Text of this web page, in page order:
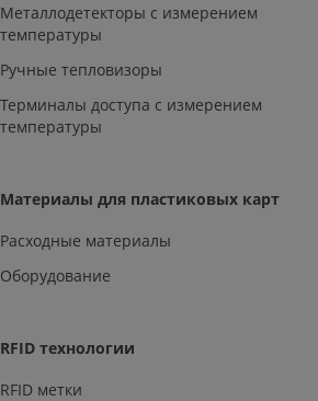
Металлодетекторы с измерением
температуры
Ручные тепловизоры
Терминалы доступа с измерением
температуры
Материалы для пластиковых карт
Расходные материалы
Оборудование
RFID технологии
RFID метки